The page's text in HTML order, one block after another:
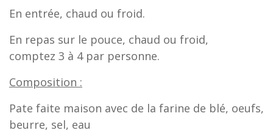
En entrée, chaud ou froid.
En repas sur le pouce, chaud ou froid,
comptez 3 à 4 par personne.
Composition :
Pate faite maison avec de la farine de blé, oeufs,
beurre, sel, eau